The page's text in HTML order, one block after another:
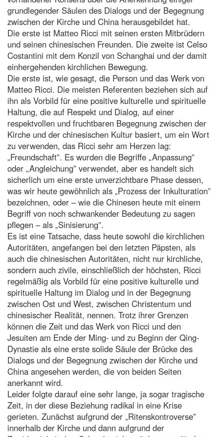
grundlegender Säulen des Dialogs und der Begegnung
zwischen der Kirche und China herausgebildet hat.
Die erste ist Matteo Ricci mit seinen ersten Mitbrüdern
und seinen chinesischen Freunden. Die zweite ist Celso
Costantini mit dem Konzil von Schanghai und der damit
einhergehenden kirchlichen Bewegung.
Die erste ist, wie gesagt, die Person und das Werk von
Matteo Ricci. Die meisten Referenten beziehen sich auf
ihn als Vorbild für eine positive kulturelle und spirituelle
Haltung, die auf Respekt und Dialog, auf einer
respektvollen und fruchtbaren Begegnung zwischen der
Kirche und der chinesischen Kultur basiert, um ein Wort
zu verwenden, das Ricci sehr am Herzen lag:
„Freundschaft”. Es wurden die Begriffe „Anpassung”
oder „Angleichung” verwendet, aber es handelt sich
sicherlich um eine erste unverzichtbare Phase dessen,
was wir heute gewöhnlich als „Prozess der Inkulturation”
bezeichnen, oder – wie die Chinesen heute mit einem
Begriff von noch schwankender Bedeutung zu sagen
pflegen – als „Sinisierung”.
Es ist eine Tatsache, dass heute sowohl die kirchlichen
Autoritäten, angefangen bei den letzten Päpsten, als
auch die chinesischen Autoritäten, nicht nur kirchliche,
sondern auch zivile, einschließlich der höchsten, Ricci
regelmäßig als Vorbild für eine positive kulturelle und
spirituelle Haltung im Dialog und in der Begegnung
zwischen Ost und West, zwischen Christentum und
chinesischer Realität, nennen. Trotz ihrer Grenzen
können die Zeit und das Werk von Ricci und den
Jesuiten am Ende der Ming- und zu Beginn der Qing-
Dynastie als eine erste solide Säule der Brücke des
Dialogs und der Begegnung zwischen der Kirche und
China angesehen werden, die von beiden Seiten
anerkannt wird.
Leider folgte darauf eine sehr lange, ja sogar tragische
Zeit, in der diese Beziehung radikal in eine Krise
gerieten. Zunächst aufgrund der „Ritenskontroverse”
innerhalb der Kirche und dann aufgrund der